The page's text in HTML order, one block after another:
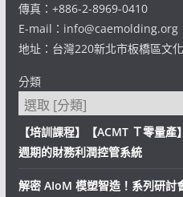
傳真：+886-2-8969-0410
E-mail：info@caemolding.org
地址：台灣220新北市板橋區文
分類
【培訓課程】【ACMT Ｔ零量
週期的財務利潤控管系統
解密 AIoM 模塑智造！系列研討